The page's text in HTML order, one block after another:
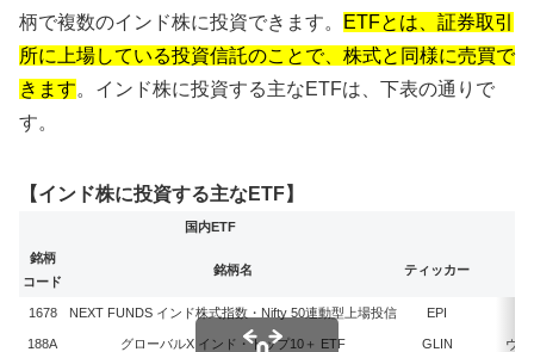
柄で複数のインド株に投資できます。
ETFとは、証券取引
所に上場している投資信託のことで、株式と同様に売買で
きます。インド株に投資する主なETFは、下表の通りで
す。
【インド株に投資する主なETF】
国内ETF
銘柄
コード
銘柄名 ティッカー
1678 NEXT FUNDS インド株式指数・Nifty 50連動型上場投信 EPI
188A グローバルX インド・トップ10＋ ETF GLIN ヴ